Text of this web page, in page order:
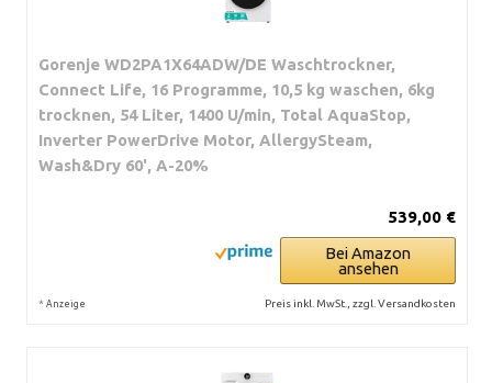
Gorenje WD2PA1X64ADW/DE Waschtrockner,
Connect Life, 16 Programme, 10,5 kg waschen, 6kg
trocknen, 54 Liter, 1400 U/min, Total AquaStop,
Inverter PowerDrive Motor, AllergySteam,
Wash&Dry 60', A-20%
539,00 €
Bei Amazon
ansehen
* Anzeige Preis inkl. MwSt., zzgl. Versandkosten